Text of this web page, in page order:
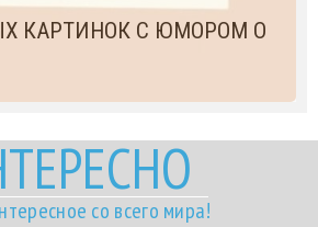
КАРТИНОК С ЮМОРОМ О
со всего мира!